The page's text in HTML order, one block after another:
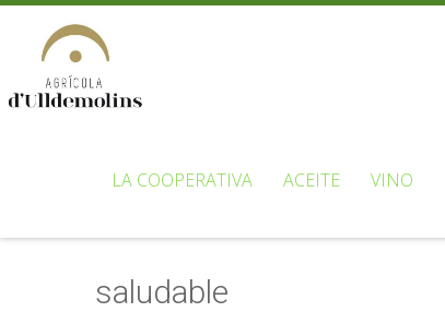
LA COOPERATIVA ACEITE VINO
saludable